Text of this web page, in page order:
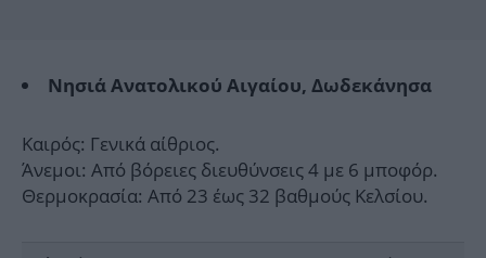
Νησιά Ανατολικού Αιγαίου, Δωδεκάνησα
Καιρός: Γενικά αίθριος.
Άνεμοι: Από βόρειες διευθύνσεις 4 με 6 μποφόρ.
Θερμοκρασία: Από 23 έως 32 βαθμούς Κελσίου.